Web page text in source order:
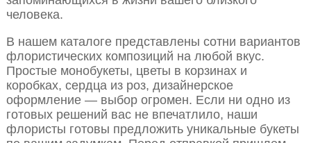
человека.
В нашем каталоге представлены сотни вариантов
флористических композиций на любой вкус.
Простые монобукеты, цветы в корзинах и
коробках, сердца из роз, дизайнерское
оформление — выбор огромен. Если ни одно из
готовых решений вас не впечатлило, наши
флористы готовы предложить уникальные букеты